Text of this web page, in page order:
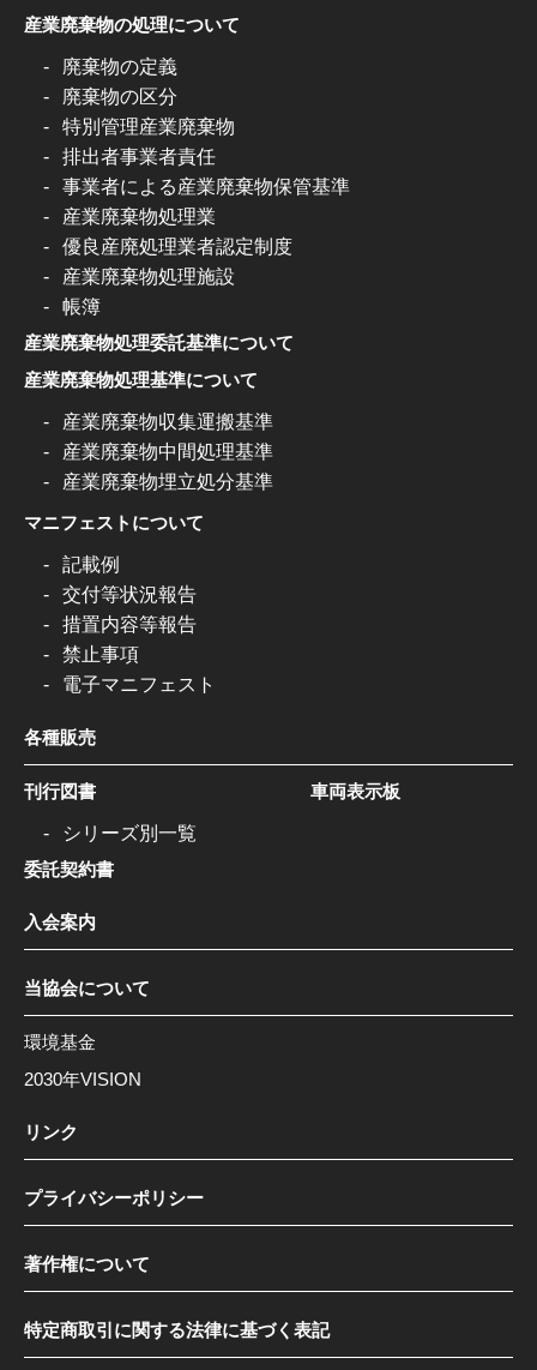
産業廃棄物の処理について
廃棄物の定義
廃棄物の区分
特別管理産業廃棄物
排出者事業者責任
事業者による産業廃棄物保管基準
産業廃棄物処理業
優良産廃処理業者認定制度
産業廃棄物処理施設
帳簿
産業廃棄物処理委託基準について
産業廃棄物処理基準について
産業廃棄物収集運搬基準
産業廃棄物中間処理基準
産業廃棄物埋立処分基準
マニフェストについて
記載例
交付等状況報告
措置内容等報告
禁止事項
電子マニフェスト
各種販売
刊行図書
シリーズ別一覧
委託契約書
車両表示板
入会案内
当協会について
環境基金
2030年VISION
リンク
プライバシーポリシー
著作権について
特定商取引に関する法律に基づく表記